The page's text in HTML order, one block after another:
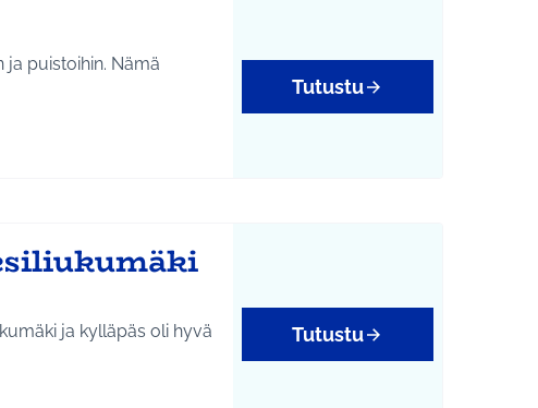
ja puistoihin. Nämä
Tutustu
ja kylläpäs oli hyvä
Tutustu